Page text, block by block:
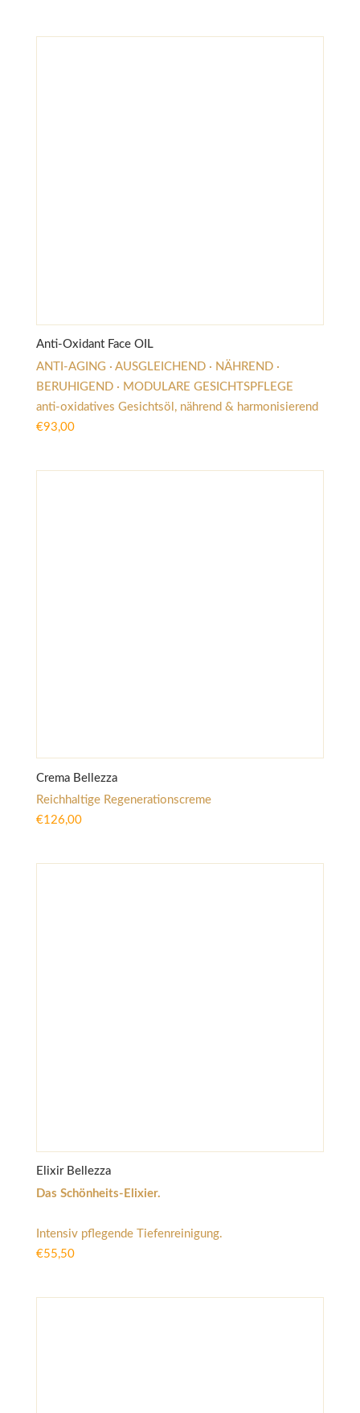
Anti-Oxidant Face OIL
ANTI-AGING · AUSGLEICHEND · NÄHREND ·
BERUHIGEND · MODULARE GESICHTSPFLEGE
anti-oxidatives Gesichtsöl, nährend & harmonisierend
€93,00
Crema Bellezza
Reichhaltige Regenerationscreme
€126,00
Elixir Bellezza
Das Schönheits-Elixier.
Intensiv pflegende Tiefenreinigung.
€55,50